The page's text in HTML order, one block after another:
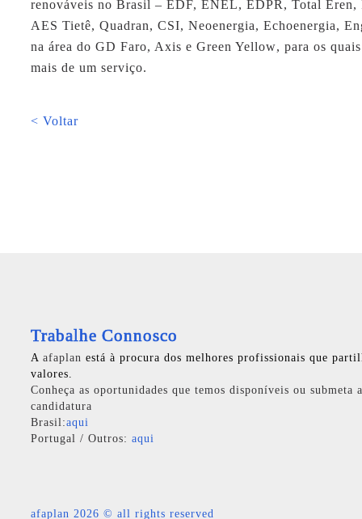
renováveis no Brasil – EDF, ENEL, EDPR, Total Eren,
AES Tietê, Quadran, CSI, Neoenergia, Echoenergia,
na área do GD Faro, Axis e Green Yellow, para os
mais de um serviço.
< Voltar
Trabalhe Connosco
A afaplan está à procura dos melhores profissionais que
valores.
Conheça as oportunidades que temos disponíveis ou submeta
candidatura
Brasil:aqui
Portugal / Outros: aqui
afaplan 2026 © all rights reserved